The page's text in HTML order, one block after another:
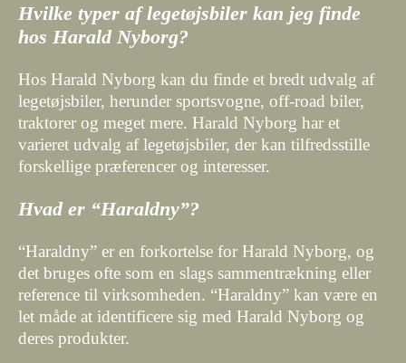
Hvilke typer af legetøjsbiler kan jeg finde
hos Harald Nyborg?
Hos Harald Nyborg kan du finde et bredt udvalg af
legetøjsbiler, herunder sportsvogne, off-road biler,
traktorer og meget mere. Harald Nyborg har et
varieret udvalg af legetøjsbiler, der kan tilfredsstille
forskellige præferencer og interesser.
Hvad er “Haraldny”?
“Haraldny” er en forkortelse for Harald Nyborg, og
det bruges ofte som en slags sammentrækning eller
reference til virksomheden. “Haraldny” kan være en
let måde at identificere sig med Harald Nyborg og
deres produkter.